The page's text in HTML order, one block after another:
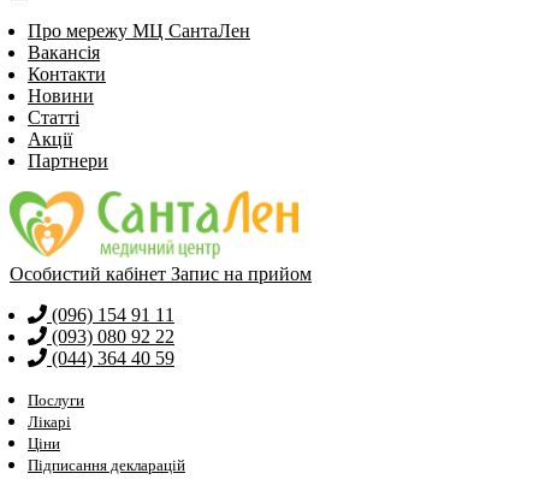
Про мережу МЦ СантаЛен
Вакансія
Контакти
Новини
Статті
Акції
Партнери
Особистий кабінет Запис на прийом
(096) 154 91 11
(093) 080 92 22
(044) 364 40 59
Послуги
Лікарі
Ціни
Підписання декларацій